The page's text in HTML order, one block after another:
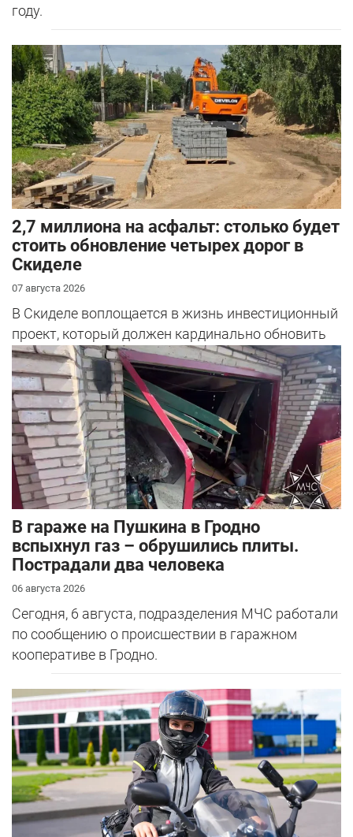
году.
2,7 миллиона на асфальт: столько будет
стоить обновление четырех дорог в
Скиделе
07 августа 2026
В Скиделе воплощается в жизнь инвестиционный
проект, который должен кардинально обновить
облик сразу четырех улиц: Богуш...
В гараже на Пушкина в Гродно
вспыхнул газ – обрушились плиты.
Пострадали два человека
06 августа 2026
Сегодня, 6 августа, подразделения МЧС работали
по сообщению о происшествии в гаражном
кооперативе в Гродно.